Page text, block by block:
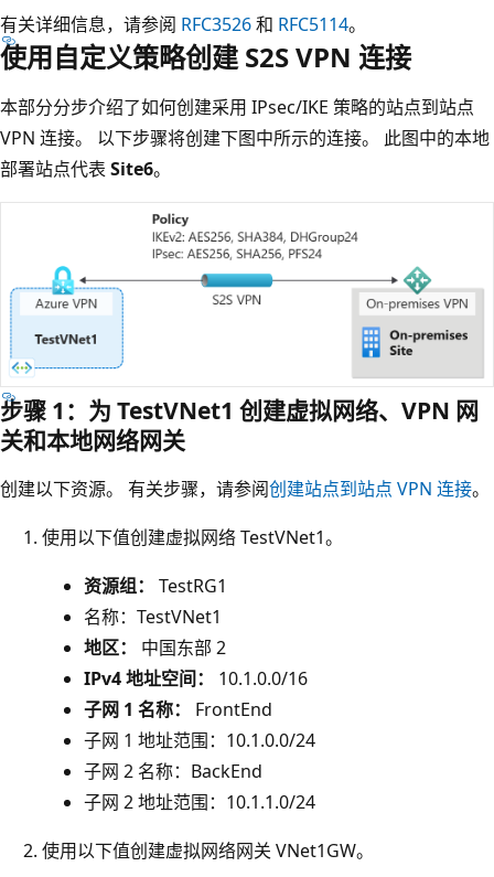
有关详细信息，请参阅 RFC3526和 RFC5114。
使用自定义策略创建 S2S VPN 连接
本部分分步介绍了如何创建采用 IPsec/IKE 策略的站点到站点
VPN 连接。 以下步骤将创建下图中所示的连接。 此图中的本地
部署站点代表 Site6。
步骤 1：为 TestVNet1 创建虚拟网络、VPN 网
关和本地网络网关
创建以下资源。 有关步骤，请参阅创建站点到站点 VPN 连接。
使用以下值创建虚拟网络 TestVNet1。
资源组：
TestRG1
名称：TestVNet1
地区：
中国东部 2
IPv4 地址空间：
10.1.0.0/16
子网 1 名称：
FrontEnd
子网 1 地址范围：10.1.0.0/24
子网 2 名称：BackEnd
子网 2 地址范围：10.1.1.0/24
使用以下值创建虚拟网络网关 VNet1GW。